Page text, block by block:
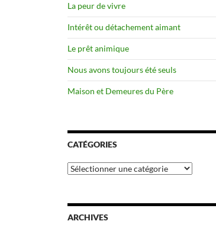
La peur de vivre
Intérêt ou détachement aimant
Le prêt animique
Nous avons toujours été seuls
Maison et Demeures du Père
CATÉGORIES
Catégories
ARCHIVES